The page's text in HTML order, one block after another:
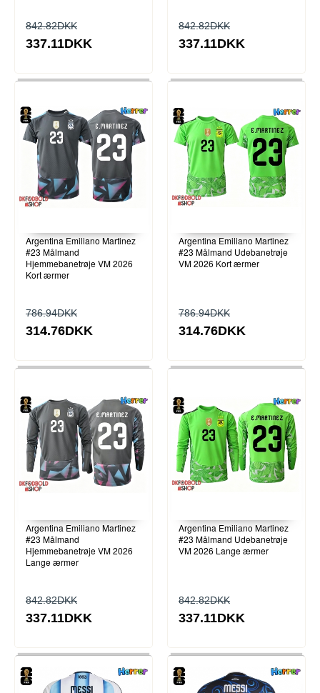
842.82DKK
337.11DKK
842.82DKK
337.11DKK
Argentina Emiliano Martinez
#23 Målmand
Hjemmebanetrøje VM 2026
Kort ærmer
786.94DKK
314.76DKK
Argentina Emiliano Martinez
#23 Målmand Udebanetrøje
VM 2026 Kort ærmer
786.94DKK
314.76DKK
Argentina Emiliano Martinez
#23 Målmand
Hjemmebanetrøje VM 2026
Lange ærmer
842.82DKK
337.11DKK
Argentina Emiliano Martinez
#23 Målmand Udebanetrøje
VM 2026 Lange ærmer
842.82DKK
337.11DKK